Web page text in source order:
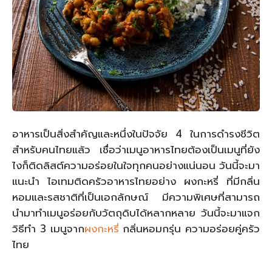
อาหารเป็นสิ่งสำคัญและหนึ่งในปัจจัย 4 ในการดำรงชีวิต
สำหรับคนไทยแล้ว เชื่อว่าเมนูอาหารไทยต้องเป็นเมนูที่ยัง
ไงก็ติดลิสต์ความอร่อยในใจทุกคนอย่างแน่นอน วันนี้จะมา
แนะนำ ไอเทมติดครัวอาหารไทยอย่าง ผงกะหรี่ ที่มีกลิ่น
หอมและรสชาติที่เป็นเอกลักษณ์ มีความพิเศษที่สามารถ
นำมาทำเมนูอร่อยกับวัตถุดิบได้หลากหลาย วันนี้จะมาแจก
วิธีทำ 3 เมนูจากผงกะหรี่ กลิ่นหอมกรุ่น ความอร่อยคู่ครัว
ไทย